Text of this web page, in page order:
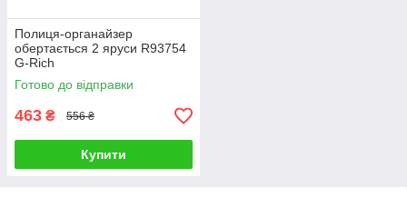
Полиця-органайзер
обертається 2 яруси R93754
G-Rich
Готово до відправки
463 ₴ 556 ₴
Купити